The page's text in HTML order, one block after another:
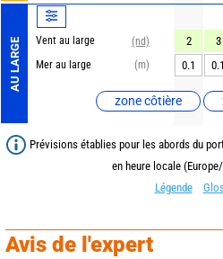
AU LARGE Vent au large
(nd)
Mer au large
(m)
zone côtière
2 3
0.1
0.1
Prévisions établies pour les abords du
en heure locale
Légende
Avis de l'expert